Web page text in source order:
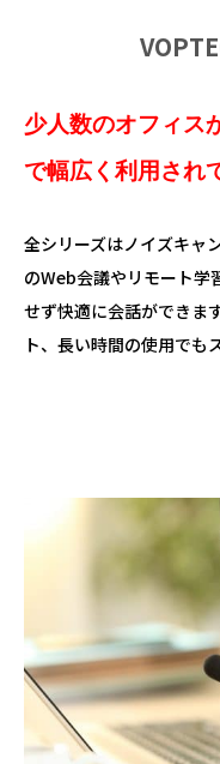
少人数のオフィス
で幅広く利用され
全シリーズはノイズキャ
のWeb会議やリモート学
せず快適に会話ができま
ト、長い時間の使用でも